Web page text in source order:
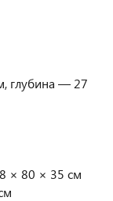
глубина — 27
× 80 × 35 см